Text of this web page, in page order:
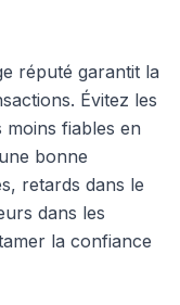
réputé garantit la
Évitez les
moins fiables en
bonne
retards dans le
dans les
la confiance